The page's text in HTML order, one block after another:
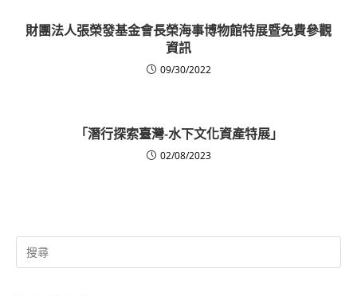
財團法人張榮發基金會長榮海事博物館特展暨免費參觀
資訊
09/30/2022
「潛行探索臺灣-水下文化資產特展」
02/08/2023
Search
for: